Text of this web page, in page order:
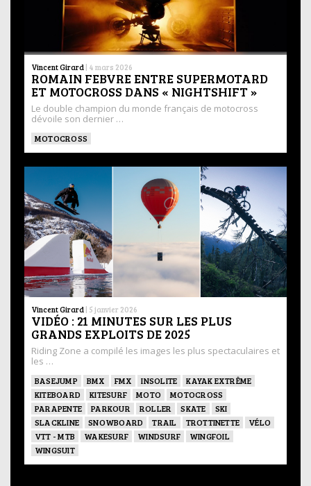
Vincent Girard | 4 mars 2026
ROMAIN FEBVRE ENTRE SUPERMOTARD
ET MOTOCROSS DANS « NIGHTSHIFT »
Le double champion du monde français de motocross
dévoile son dernier …
MOTOCROSS
Vincent Girard | 5 janvier 2026
VIDÉO : 21 MINUTES SUR LES PLUS
GRANDS EXPLOITS DE 2025
Riding Zone a compilé les images les plus spectaculaires et
les …
BASEJUMP BMX FMX INSOLITE
KAYAK EXTRÊME
KITEBOARD
KITESURF MOTO
MOTOCROSS
PARAPENTE
PARKOUR ROLLER SKATE
SKI
SLACKLINE
SNOWBOARD TRAIL TROTTINETTE
VÉLO
VTT - MTB
WAKESURF WINDSURF
WINGFOIL
WINGSUIT